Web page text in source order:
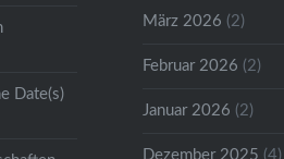
Date(s)
März 2026 (2)
Februar 2026 (2)
Januar 2026 (2)
Dezember 2025 (4)